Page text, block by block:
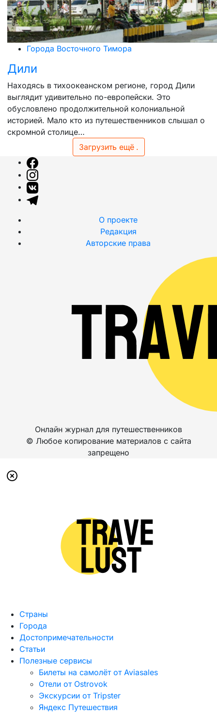
Города Восточного Тимора
Дили
Находясь в тихоокеанском регионе, город Дили
выглядит удивительно по-европейски. Это
обусловлено продолжительной колониальной
историей. Мало кто из путешественников слышал о
скромной столице…
Загрузить ещё .
О проекте
Редакция
Авторские права
Онлайн журнал для путешественников
© Любое копирование материалов с сайта
запрещено
Страны
Города
Достопримечательности
Статьи
Полезные сервисы
Билеты на самолёт от Aviasales
Отели от Ostrovok
Экскурсии от Tripster
Яндекс Путешествия